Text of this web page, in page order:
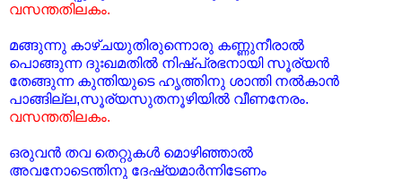
വസന്തതിലകം.
മങ്ങുന്നു കാഴ്ചയുതിരുന്നൊരു കണ്ണുനീരാല്‍
പൊങ്ങുന്ന ദുഃഖമതില്‍ നിഷ്പ്രഭനായി സൂര്യന്‍
തേങ്ങുന്ന കുന്തിയുടെ ഹൃത്തിനു ശാന്തി നല്‍കാന്‍
പാങ്ങില്ല,സൂര്യസുതനൂഴിയില്‍ വീണനേരം.
വസന്തതിലകം.
ഒരുവന്‍ തവ തെറ്റുകള്‍ മൊഴിഞ്ഞാല്‍
അവനോടെന്തിനു ദേഷ്യമാര്‍ന്നിടേണം